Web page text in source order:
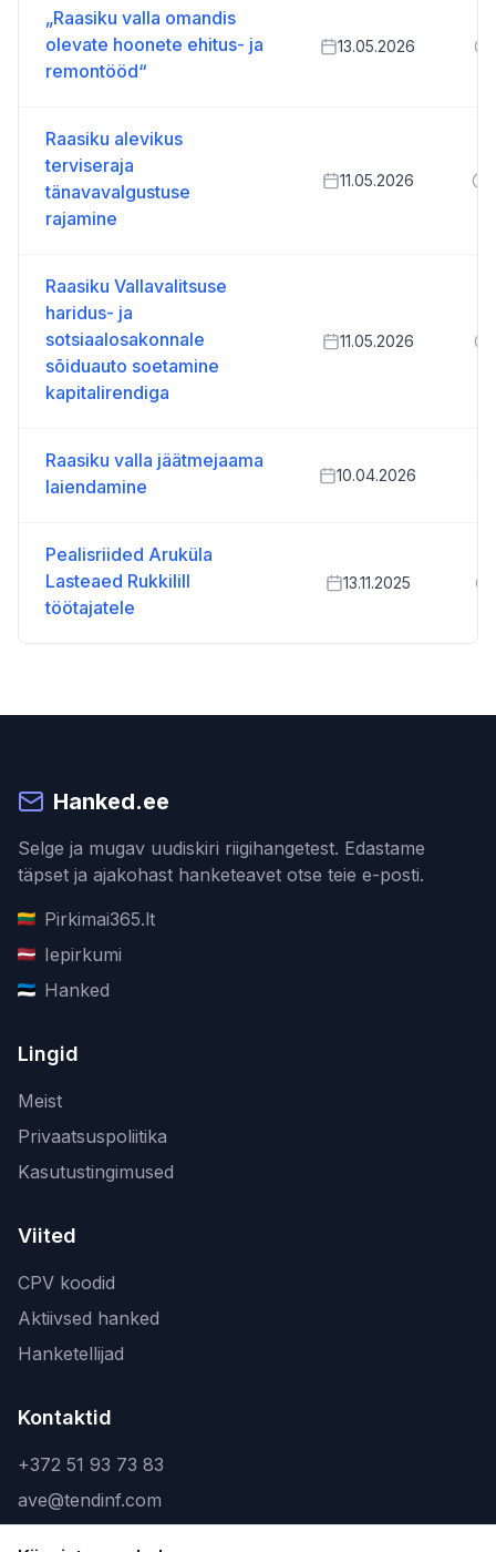
„Raasiku valla omandis
olevate hoonete ehitus- ja
remontööd“
13.05.2026
Raasiku alevikus
terviseraja
tänavavalgustuse
rajamine
11.05.2026
Raasiku Vallavalitsuse
haridus- ja
sotsiaalosakonnale
sõiduauto soetamine
kapitalirendiga
11.05.2026
Raasiku valla jäätmejaama
laiendamine
10.04.2026
Pealisriided Aruküla
Lasteaed Rukkilill
töötajatele
13.11.2025
Hanked.ee
Selge ja mugav uudiskiri riigihangetest. Edastame
täpset ja ajakohast hanketeavet otse teie e-posti.
Pirkimai365.lt
Iepirkumi
Hanked
Lingid
Meist
Privaatsuspoliitika
Kasutustingimused
Viited
CPV koodid
Aktiivsed hanked
Hanketellijad
Kontaktid
+372 51 93 73 83
ave@tendinf.com